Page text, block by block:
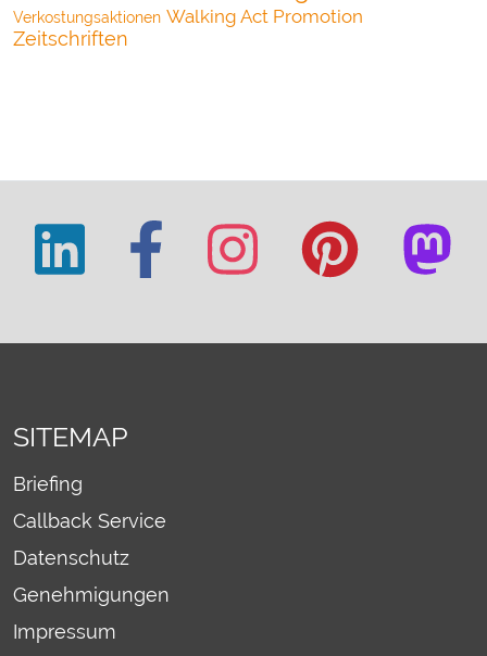
Verkostungsaktionen Walking Act Promotion
Zeitschriften
SITEMAP
Briefing
Callback Service
Datenschutz
Genehmigungen
Impressum